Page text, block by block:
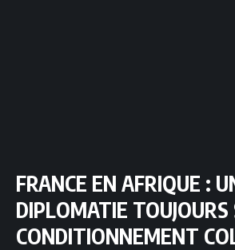
FRANCE EN AFRIQUE :
DIPLOMATIE TOUJOURS
CONDITIONNEMENT